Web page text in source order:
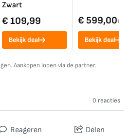
Zwart
€ 109,99
Bekijk deal
€ 599,00€
Bekijk deal
Aankopen lopen via de partner.
0 reacties
Reageren Delen